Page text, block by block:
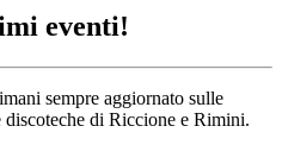
eventi!
sempre aggiornato sulle
di Riccione e Rimini.